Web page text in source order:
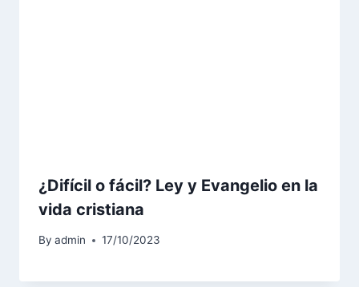
¿Difícil o fácil? Ley y Evangelio en la
vida cristiana
By admin 17/10/2023